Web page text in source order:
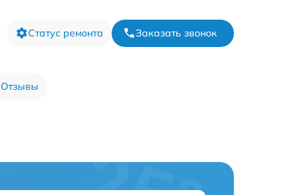
Статус ремонта Заказать звонок
Отзывы